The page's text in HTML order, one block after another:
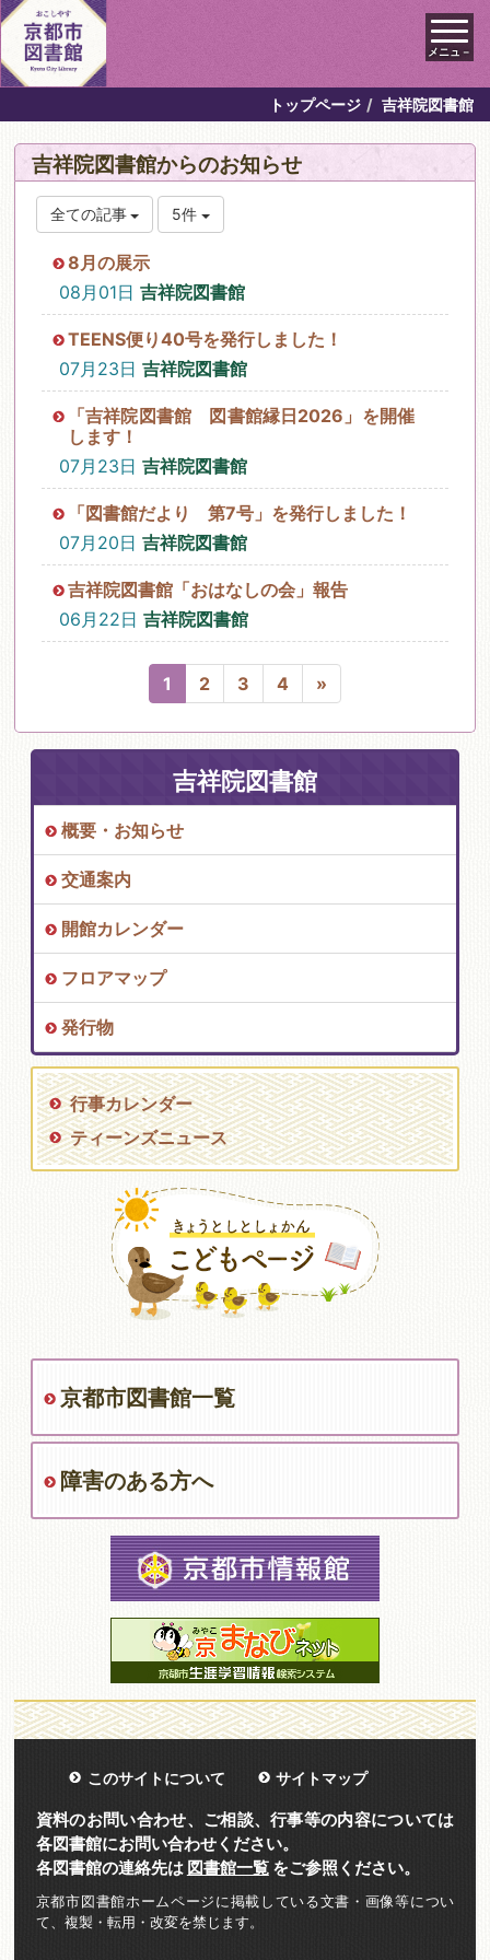
メニュ－
トップページ 吉祥院図書館
吉祥院図書館からのお知らせ
全ての記事 5件
8月の展示
08月01日 吉祥院図書館
TEENS便り40号を発行しました！
07月23日 吉祥院図書館
「吉祥院図書館 図書館縁日2026」を開催
します！
07月23日 吉祥院図書館
「図書館だより 第7号」を発行しました！
07月20日 吉祥院図書館
吉祥院図書館「おはなしの会」報告
06月22日 吉祥院図書館
1 2 3 4 »
吉祥院図書館
概要・お知らせ
交通案内
開館カレンダー
フロアマップ
発行物
行事カレンダー
ティーンズニュース
京都市図書館一覧
障害のある方へ
このサイトについて サイトマップ
資料のお問い合わせ、ご相談、行事等の内容については
各図書館にお問い合わせください。
各図書館の連絡先は 図書館一覧をご参照ください。
京都市図書館ホームページに掲載している文書・画像等につい
て、複製・転用・改変を禁じます。